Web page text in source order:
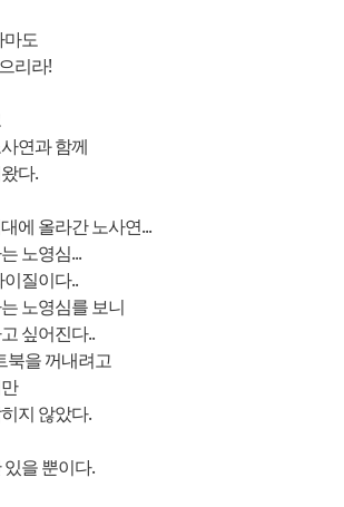
마도
리라!
연과 함께
다.
에 올라간 노사연...
노영심...
질이다..
노영심를 보니
싶어진다..
북을 꺼내려고
지 않았다.
을 뿐이다.